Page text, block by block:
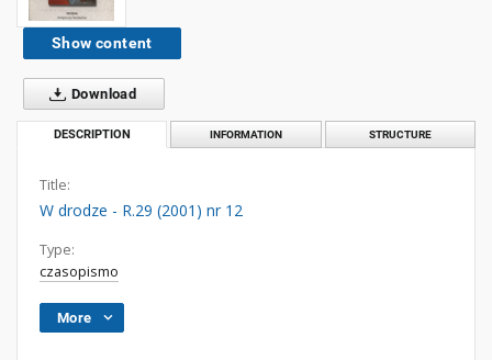
Show content
Download
DESCRIPTION INFORMATION STRUCTURE
Title:
W drodze - R.29 (2001) nr 12
Type:
czasopismo
More